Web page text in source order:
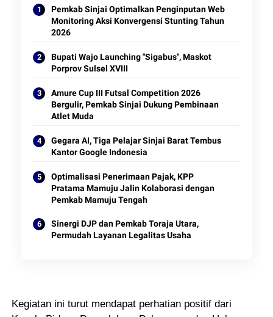
Pemkab Sinjai Optimalkan Penginputan Web
Monitoring Aksi Konvergensi Stunting Tahun
2026
Bupati Wajo Launching "Sigabus", Maskot
Porprov Sulsel XVIII
Amure Cup III Futsal Competition 2026
Bergulir, Pemkab Sinjai Dukung Pembinaan
Atlet Muda
Gegara AI, Tiga Pelajar Sinjai Barat Tembus
Kantor Google Indonesia
Optimalisasi Penerimaan Pajak, KPP
Pratama Mamuju Jalin Kolaborasi dengan
Pemkab Mamuju Tengah
Sinergi DJP dan Pemkab Toraja Utara,
Permudah Layanan Legalitas Usaha
Kegiatan ini turut mendapat perhatian positif dari